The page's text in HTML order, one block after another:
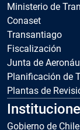
Ministerio de
Conaset
Transantiago
Fiscalización
Junta de
Planificación de
Plantas de
Gobierno de Chile